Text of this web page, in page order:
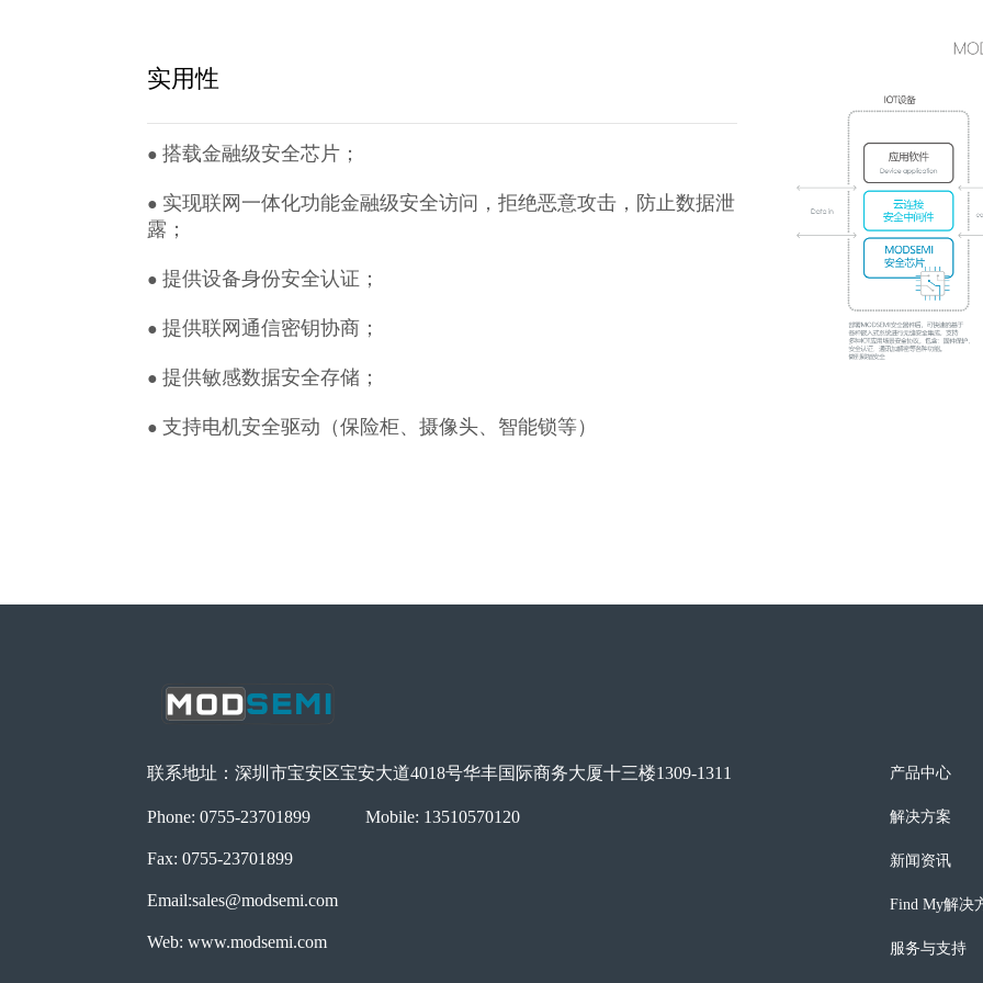
实用性
●搭载金融级安全芯片；
● 实现联网一体化功能金融级安全访问，拒绝恶意攻击，防止数据泄
露；
●提供设备身份安全认证；
●提供联网通信密钥协商；
●提供敏感数据安全存储；
●支持电机安全驱动（保险柜、摄像头、智能锁等）
联系地址：深圳市宝安区宝安大道4018号华丰国际商务大厦十三楼1309-1311
Phone: 0755-23701899 Mobile: 13510570120
Fax: 0755-23701899
Email:sales@modsemi.com
Web: www.modsemi.com
产品中心
解决方案
新闻资讯
Find My解决
服务与支持